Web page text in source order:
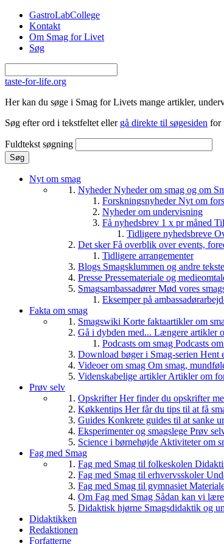
Gå til hovedindhold
GastroLabCollege
Kontakt
Om Smag for Livet
Søg
taste-for-life.org
Her kan du søge i Smag for Livets mange artikler,
Søg efter ord i tekstfeltet eller gå direkte til søgesiden for
Fuldtekst søgning
Nyt om smag
NyhederNyheder om smag og om
ForskningsnyhederNyt om
Nyheder om undervisning
Få nyhedsbrev 1 x pr måned
Tidligere nyhedsbreve
Det skerFå overblik over events,
Tidligere arrangementer
Blogs Smagsklummen og andre
Presse Pressemateriale og
SmagsambassadørerMød vores
Eksemper på
Fakta om smag
Smagswiki Korte faktaartikler om
Gå i dybden med... Længere artikler
Podcasts om smag Podcasts
Download bøger i Smag-serien Hent
Videoer om smag Om smag,
Videnskabelige artiklerArtikler om
Prøv selv
OpskrifterHer finder du opskrifter
Køkkentips Her får du tips til at få
Guides Konkrete guides til at sanke
Eksperimenter og smagslege Prøv
Science i børnehøjde Aktiviteter om
Fag med Smag
Fag med Smag til folkeskolen
Fag med Smag til erhvervsskoler
Fag med Smag til gymnasiet
Om Fag med Smag Sådan kan vi
Didaktisk hjørne Smagsdidaktik og
Didaktikken
Redaktionen
Forfatterne